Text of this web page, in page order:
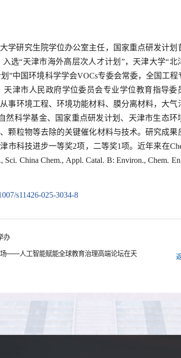
学研究生院学位办公室主任，国家重点研发计划
选“天津市海外高层次人才计划”，天津大学“北
”中国环境科学学会VOCs专委会常委，全国工程
津市人民政府学位委员会专业学位教育指导委
事环境工程、环境功能材料、膜分离材料，大气
然科学基金、国家重点研发计划、天津市生态环
颗粒物等去除的关键催化材料与技术。研究成果
市科技进步一等奖2项，二等奖1项。近年来在
Sci. China Chem., Appl. Catal. B: Environ., Chem.
s11426-025-3034-8
办
——人工智能赋能全球教育治理高端论坛在天